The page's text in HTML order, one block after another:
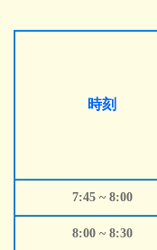
時刻
7:45 ~ 8:00
8:00 ~ 8:30